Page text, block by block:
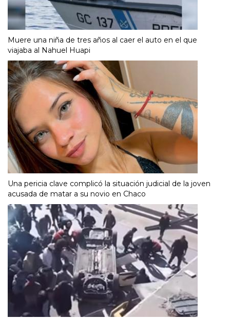
Muere una niña de tres años al caer el auto en el que
viajaba al Nahuel Huapi
Una pericia clave complicó la situación judicial de la joven
acusada de matar a su novio en Chaco